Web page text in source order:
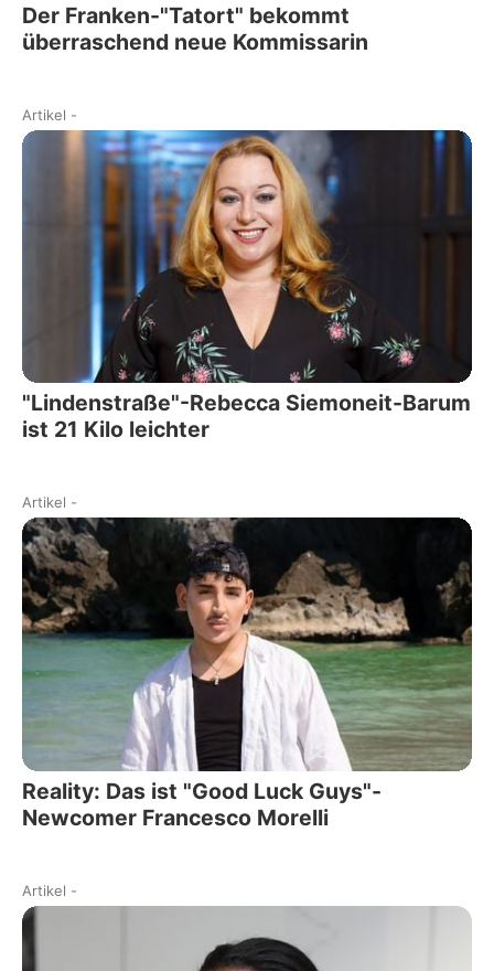
Der Franken-"Tatort" bekommt
überraschend neue Kommissarin
Artikel -
"Lindenstraße"-Rebecca Siemoneit-Barum
ist 21 Kilo leichter
Artikel -
Reality: Das ist "Good Luck Guys"-
Newcomer Francesco Morelli
Artikel -